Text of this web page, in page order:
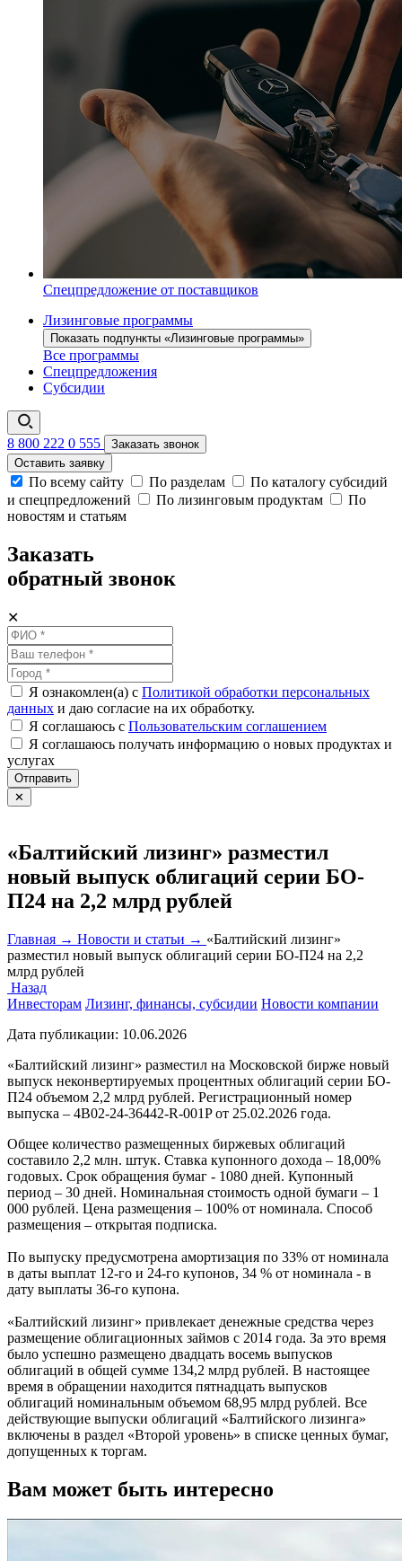
Спецпредложение от поставщиков
Лизинговые программы
Показать подпункты «Лизинговые программы»
Все программы
Спецпредложения
Субсидии
8 800 222 0 555
Заказать звонок
Оставить заявку
По всему сайту По разделам
По каталогу субсидий
и спецпредложений
По лизинговым продуктам
По
новостям и статьям
Заказать
обратный звонок
✕
Я ознакомлен(а) с Политикой обработки персональных
данных и даю согласие на их обработку.
Я соглашаюсь c Пользовательским соглашением
Я соглашаюсь получать информацию о новых продуктах и
услугах
Отправить
✕
«Балтийский лизинг» разместил
новый выпуск облигаций серии БО-
П24 на 2,2 млрд рублей
Главная → Новости и статьи → «Балтийский лизинг»
разместил новый выпуск облигаций серии БО-П24 на 2,2
млрд рублей
Назад
Инвесторам Лизинг, финансы, субсидии Новости компании
Дата публикации: 10.06.2026
«Балтийский лизинг» разместил на Московской бирже новый
выпуск неконвертируемых процентных облигаций серии БО-
П24 объемом 2,2 млрд рублей. Регистрационный номер
выпуска – 4B02-24-36442-R-001P от 25.02.2026 года.
Общее количество размещенных биржевых облигаций
составило 2,2 млн. штук. Ставка купонного дохода – 18,00%
годовых. Срок обращения бумаг - 1080 дней. Купонный
период – 30 дней. Номинальная стоимость одной бумаги – 1
000 рублей. Цена размещения – 100% от номинала. Способ
размещения – открытая подписка.
По выпуску предусмотрена амортизация по 33% от номинала
в даты выплат 12-го и 24-го купонов, 34 % от номинала - в
дату выплаты 36-го купона.
«Балтийский лизинг» привлекает денежные средства через
размещение облигационных займов с 2014 года. За это время
было успешно размещено двадцать восемь выпусков
облигаций в общей сумме 134,2 млрд рублей. В настоящее
время в обращении находится пятнадцать выпусков
облигаций номинальным объемом 68,95 млрд рублей. Все
действующие выпуски облигаций «Балтийского лизинга»
включены в раздел «Второй уровень» в списке ценных бумаг,
допущенных к торгам.
Вам может быть интересно